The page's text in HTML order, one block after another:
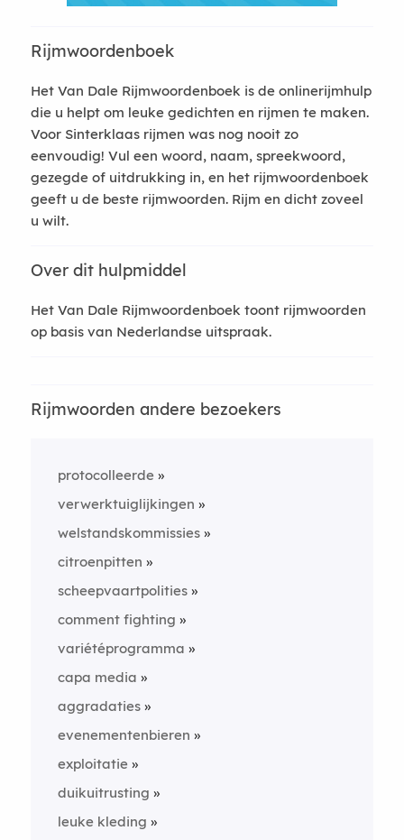
Rijmwoordenboek
Het Van Dale Rijmwoordenboek is de onlinerijmhulp
die u helpt om leuke gedichten en rijmen te maken.
Voor Sinterklaas rijmen was nog nooit zo
eenvoudig! Vul een woord, naam, spreekwoord,
gezegde of uitdrukking in, en het rijmwoordenboek
geeft u de beste rijmwoorden. Rijm en dicht zoveel
u wilt.
Over dit hulpmiddel
Het Van Dale Rijmwoordenboek toont rijmwoorden
op basis van Nederlandse uitspraak.
Rijmwoorden andere bezoekers
protocolleerde
verwerktuiglijkingen
welstandskommissies
citroenpitten
scheepvaartpolities
comment fighting
variétéprogramma
capa media
aggradaties
evenementenbieren
exploitatie
duikuitrusting
leuke kleding